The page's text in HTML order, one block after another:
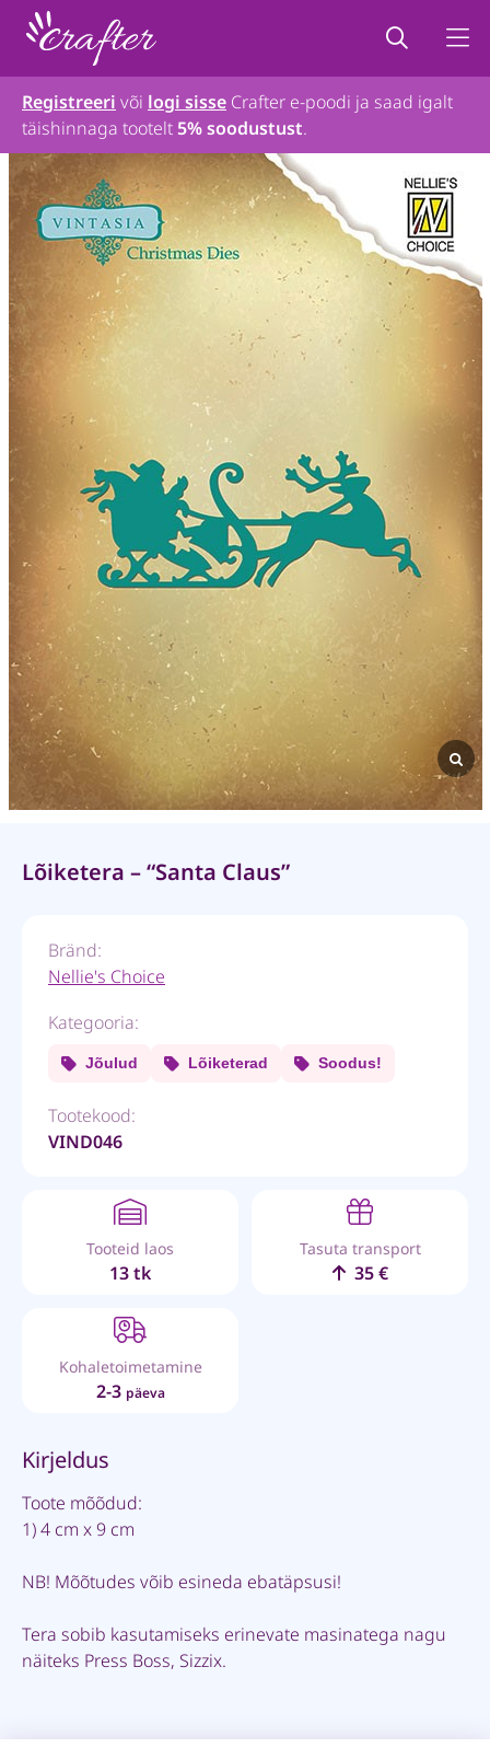
Registreeri või logi sisse Crafter e-poodi ja saad igalt
täishinnaga tootelt5% soodustust.
Lõiketera – “Santa Claus”
Bränd:
Nellie's Choice
Kategooria:
Jõulud Lõiketerad Soodus!
Tootekood:
VIND046
Tooteid laos
13 tk
Tasuta transport
35 €
Kohaletoimetamine
2-3 päeva
Kirjeldus
Toote mõõdud:
1) 4 cm x 9 cm
NB! Mõõtudes võib esineda ebatäpsusi!
Tera sobib kasutamiseks erinevate masinatega nagu
näiteks Press Boss, Sizzix.